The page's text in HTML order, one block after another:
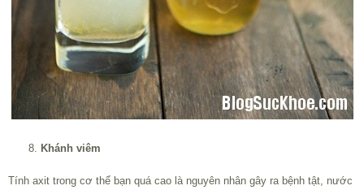
Khánh viêm
Tính axit trong cơ thể bạn quá cao là nguyên nhân gây ra bệnh tật, nước